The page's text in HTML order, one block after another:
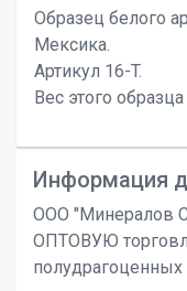
Образец белого
Мексика.
Артикул 16-T.
Вес этого образца
Информация
ООО "Минералов
ОПТОВУЮ